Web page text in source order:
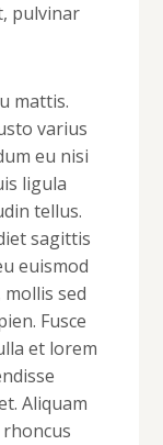
pulvinar
mattis.
varius
eu nisi
ligula
tellus.
sagittis
euismod
sed
Fusce
et lorem
Aliquam